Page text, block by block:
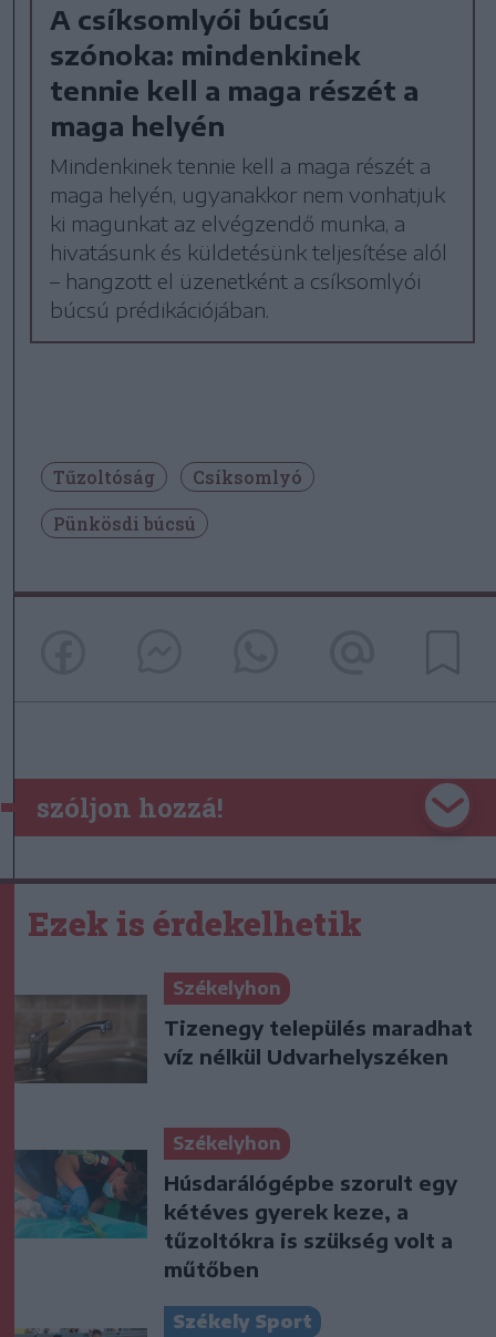
A csíksomlyói búcsú
szónoka: mindenkinek
tennie kell a maga részét a
maga helyén
Mindenkinek tennie kell a maga részét a
maga helyén, ugyanakkor nem vonhatjuk
ki magunkat az elvégzendő munka, a
hivatásunk és küldetésünk teljesítése alól
– hangzott el üzenetként a csíksomlyói
búcsú prédikációjában.
Tűzoltóság
Csíksomlyó
Pünkösdi búcsú
szóljon hozzá!
Ezek is érdekelhetik
Székelyhon
Tizenegy település maradhat
víz nélkül Udvarhelyszéken
Székelyhon
Húsdarálógépbe szorult egy
kétéves gyerek keze, a
tűzoltókra is szükség volt a
műtőben
Székely Sport